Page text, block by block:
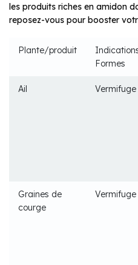
les produits riches en amidon
reposez-vous pour booster
Plante/produit
Formes
Ail Vermifuge
Graines de
courge
Vermifuge